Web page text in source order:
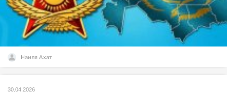
Наиля Ахат
30.04.2026